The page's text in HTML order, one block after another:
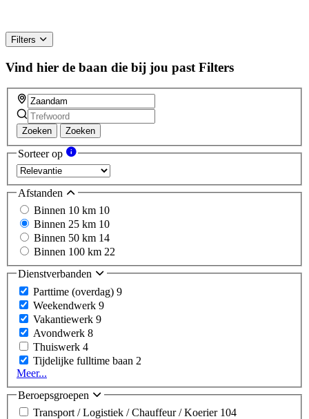
Filters
Vind hier de baan die bij jou past Filters
Zoeken Zoeken
Sorteer op
Afstanden
Binnen 10 km 10
Binnen 25 km 10
Binnen 50 km 14
Binnen 100 km 22
Dienstverbanden
Parttime (overdag) 9
Weekendwerk 9
Vakantiewerk 9
Avondwerk 8
Thuiswerk 4
Tijdelijke fulltime baan 2
Meer...
Beroepsgroepen
Transport / Logistiek / Chauffeur / Koerier 104